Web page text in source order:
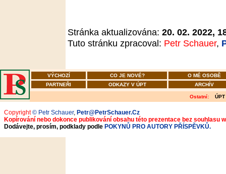
Stránka aktualizována: 20. 02. 2022,
Tuto stránku zpracoval: Petr Schauer,
VÝCHOZÍ CO JE NOVÉ?
O MÉ OSOBĚ
PARTNEŘI
ODKAZY V ÚPT ARCHÍV
Ostatní: ÚPT
Copyright© Petr Schauer, Petr@PetrSchauer.Cz
Kopírování nebo dokonce publikování obsahu této prezentace bez souhlasu
Dodávejte, prosím, podklady podle POKYNŮ PRO AUTORY PŘÍSPĚVKŮ.